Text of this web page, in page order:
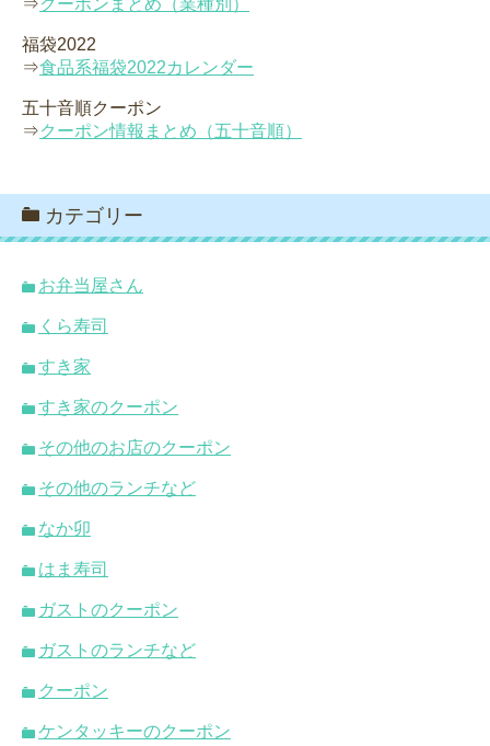
福袋2022
⇒食品系福袋2022カレンダー
五十音順クーポン
⇒クーポン情報まとめ（五十音順）
カテゴリー
お弁当屋さん
くら寿司
すき家
すき家のクーポン
その他のお店のクーポン
その他のランチなど
なか卯
はま寿司
ガストのクーポン
ガストのランチなど
クーポン
ケンタッキーのクーポン